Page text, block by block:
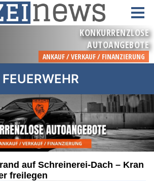
FEUERWEHR
auf Schreinerei-Dach – Kran
freilegen